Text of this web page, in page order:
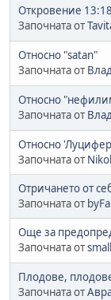
Откровение 13:18
Започната от
Относно "satan"
Започната от
Относно
Започната от
Относно
Започната от
Отричането от
Започната от
Още за
Започната от
Плодове,
Започната от